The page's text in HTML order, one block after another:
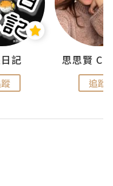
記
追蹤